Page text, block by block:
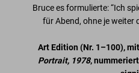
Bruce es formulierte: “Ich
für Abend, ohne je weiter
Art Edition (Nr. 1–100),
Portrait, 1978,